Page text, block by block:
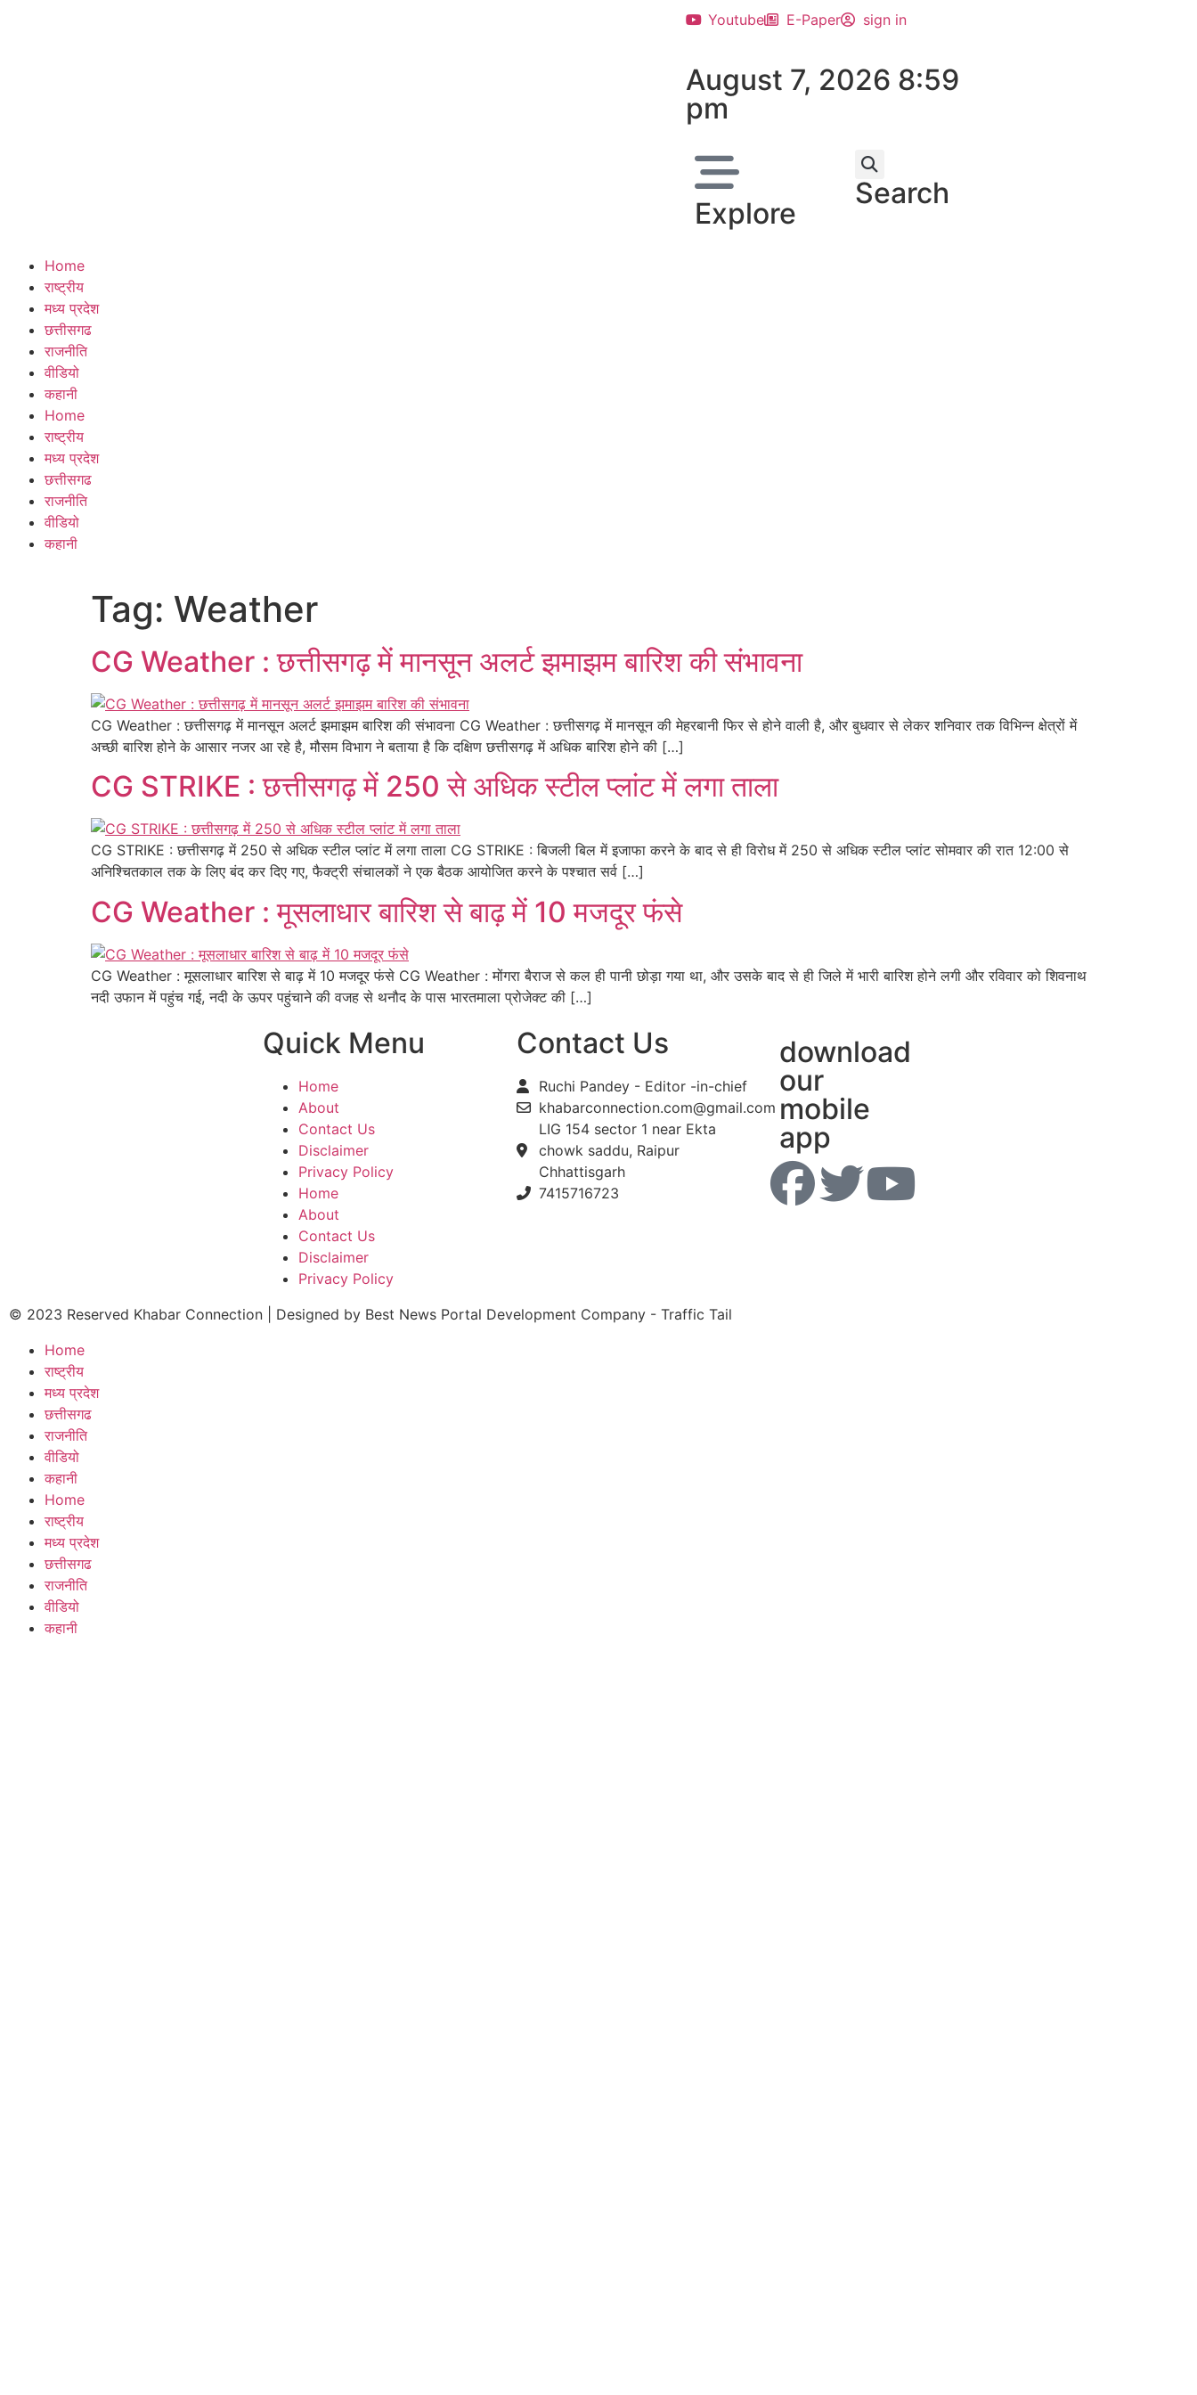
Youtube E-Paper sign in
August 7, 2026 8:59
pm
Explore
Search
Home
राष्ट्रीय
मध्य प्रदेश
छत्तीसगढ
राजनीति
वीडियो
कहानी
Home
राष्ट्रीय
मध्य प्रदेश
छत्तीसगढ
राजनीति
वीडियो
कहानी
Tag: Weather
CG Weather : छत्तीसगढ़ में मानसून अलर्ट झमाझम बारिश की संभावना
CG Weather : छत्तीसगढ़ में मानसून अलर्ट झमाझम बारिश की संभावना CG Weather : छत्तीसगढ़ में मानसून की मेहरबानी फिर से होने वाली है, और बुधवार से लेकर शनिवार तक विभिन्न क्षेत्रों में
अच्छी बारिश होने के आसार नजर आ रहे है, मौसम विभाग ने बताया है कि दक्षिण छत्तीसगढ़ में अधिक बारिश होने की […]
CG STRIKE : छत्तीसगढ़ में 250 से अधिक स्टील प्लांट में लगा ताला
CG STRIKE : छत्तीसगढ़ में 250 से अधिक स्टील प्लांट में लगा ताला CG STRIKE : बिजली बिल में इजाफा करने के बाद से ही विरोध में 250 से अधिक स्टील प्लांट सोमवार की रात 12:00 से
अनिश्चितकाल तक के लिए बंद कर दिए गए, फैक्ट्री संचालकों ने एक बैठक आयोजित करने के पश्चात सर्व […]
CG Weather : मूसलाधार बारिश से बाढ़ में 10 मजदूर फंसे
CG Weather : मूसलाधार बारिश से बाढ़ में 10 मजदूर फंसे CG Weather : मोंगरा बैराज से कल ही पानी छोड़ा गया था, और उसके बाद से ही जिले में भारी बारिश होने लगी और रविवार को शिवनाथ
नदी उफान में पहुंच गई, नदी के ऊपर पहुंचाने की वजह से थनौद के पास भारतमाला प्रोजेक्ट की […]
Quick Menu
Home
About
Contact Us
Disclaimer
Privacy Policy
Home
About
Contact Us
Disclaimer
Privacy Policy
Contact Us
Ruchi Pandey - Editor -in-chief
khabarconnection.com@gmail.com
LIG 154 sector 1 near Ekta
chowk saddu, Raipur
Chhattisgarh
7415716723
download
our
mobile
app
© 2023 Reserved Khabar Connection | Designed by Best News Portal Development Company - Traffic Tail
Home
राष्ट्रीय
मध्य प्रदेश
छत्तीसगढ
राजनीति
वीडियो
कहानी
Home
राष्ट्रीय
मध्य प्रदेश
छत्तीसगढ
राजनीति
वीडियो
कहानी